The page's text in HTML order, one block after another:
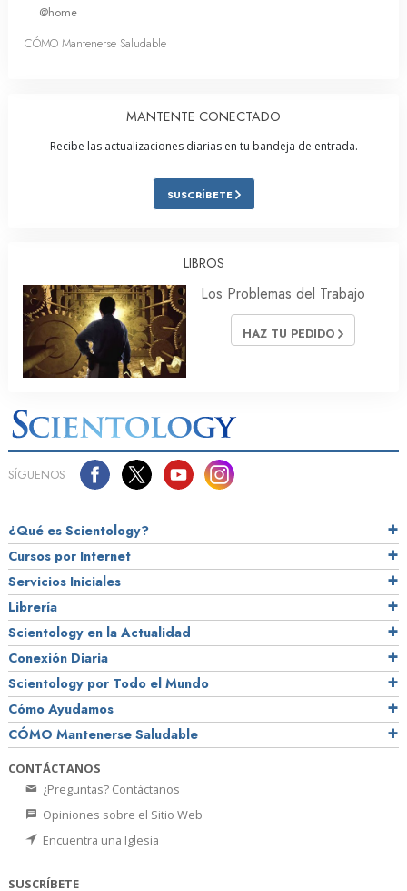
@home
CÓMO Mantenerse Saludable
MANTENTE CONECTADO
Recibe las actualizaciones diarias en tu bandeja de entrada.
SUSCRÍBETE
LIBROS
Los Problemas del Trabajo
HAZ TU PEDIDO
SÍGUENOS
¿Qué es Scientology?
Cursos por Internet
Servicios Iniciales
Librería
Scientology en la Actualidad
Conexión Diaria
Scientology por Todo el Mundo
Cómo Ayudamos
CÓMO Mantenerse Saludable
CONTÁCTANOS
¿Preguntas? Contáctanos
Opiniones sobre el Sitio Web
Encuentra una Iglesia
SUSCRÍBETE